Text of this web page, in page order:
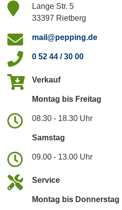
Lange Str. 5
33397 Rietberg
mail@pepping.de
0 52 44 / 30 00
Verkauf
Montag bis Freitag
08.30 - 18.30 Uhr
Samstag
09.00 - 13.00 Uhr
Service
Montag bis Donnerstag